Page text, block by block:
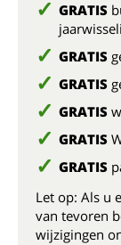
GRATIS
GRATIS
GRATIS
GRATIS
GRATIS
GRATIS
Let op: Als u
van tevoren
wijzigingen